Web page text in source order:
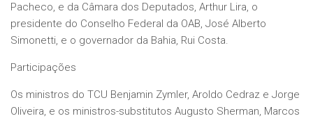
Pacheco, e da Câmara dos Deputados, Arthur Lira, o
presidente do Conselho Federal da OAB, José Alberto
Simonetti, e o governador da Bahia, Rui Costa.
Participações
Os ministros do TCU Benjamin Zymler, Aroldo Cedraz e Jorge
Oliveira, e os ministros-substitutos Augusto Sherman, Marcos